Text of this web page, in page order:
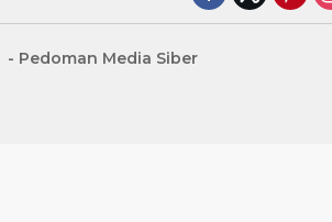
Pedoman Media Siber